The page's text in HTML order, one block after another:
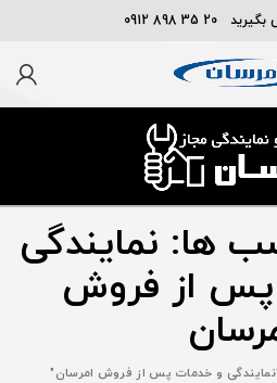
20 35 898 0912
ها: نمایندگی
از فروش
و خدمات پس از فروش امرسان"